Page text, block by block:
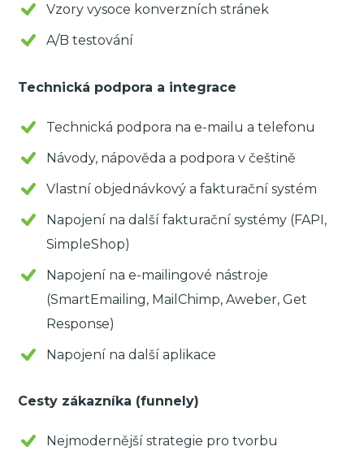
Vzory vysoce konverzních stránek
A/B testování
Technická podpora a integrace
Technická podpora na e-mailu a telefonu
Návody, nápověda a podpora v češtině
Vlastní objednávkový a fakturační systém
Napojení na další fakturační systémy (FAPI,
SimpleShop)
Napojení na e-mailingové nástroje
(SmartEmailing, MailChimp, Aweber, Get
Response)
Napojení na další aplikace
Cesty zákazníka (funnely)
Nejmodernější strategie pro tvorbu